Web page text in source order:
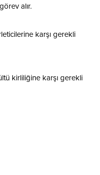
alır.
karşı gerekli
kirliliğine karşı gerekli